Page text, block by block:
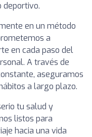
deportivo.
en un método
a
en cada paso del
A través de
aseguramos
a largo plazo.
tu salud y
listos para
hacia una vida